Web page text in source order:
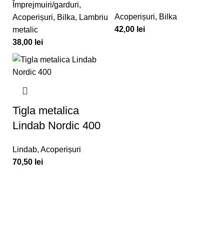
Împrejmuiri/garduri,
Acoperișuri, Bilka, Lambriu
metalic
38,00 lei
Acoperișuri, Bilka
42,00 lei
Tigla metalica
Lindab Nordic 400
Lindab, Acoperișuri
70,50 lei